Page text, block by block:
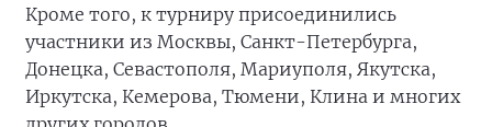
Кроме того, к турниру присоединились
участники из Москвы, Санкт-Петербурга,
Донецка, Севастополя, Мариуполя, Якутска,
Иркутска, Кемерова, Тюмени, Клина и многих